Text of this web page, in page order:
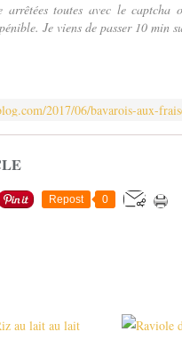
arrêtées toutes avec le
Je viens de passer 10 min
Repost 0